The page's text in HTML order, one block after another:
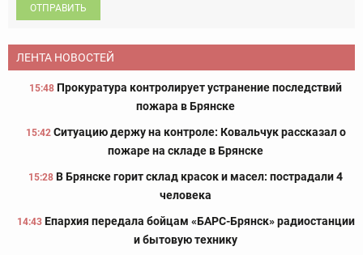
ОТПРАВИТЬ
ЛЕНТА НОВОСТЕЙ
15:48 Прокуратура контролирует устранение последствий
пожара в Брянске
15:42 Ситуацию держу на контроле: Ковальчук рассказал о
пожаре на складе в Брянске
15:28 В Брянске горит склад красок и масел: пострадали 4
человека
14:43 Епархия передала бойцам «БАРС-Брянск» радиостанции
и бытовую технику